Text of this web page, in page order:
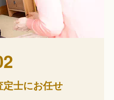
士にお任せ